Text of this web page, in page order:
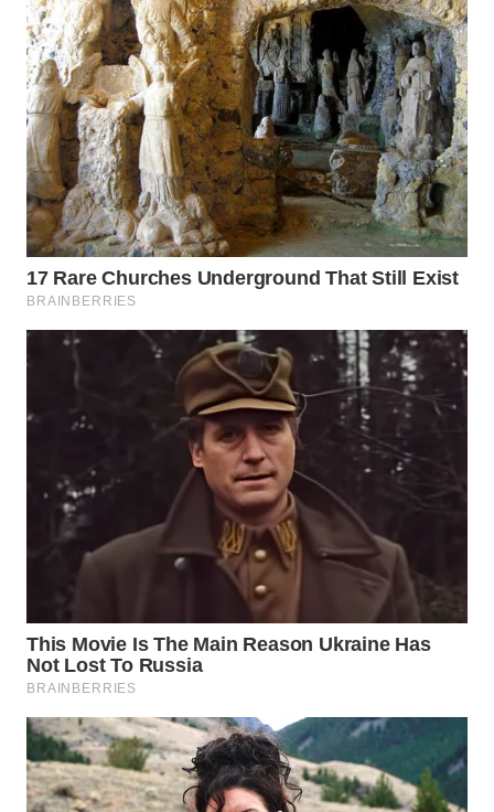
WN
KARO
WN
SIMALUNGUN
WN
LABUHANBATU
WN
TAPANULI
TENGAH
WN DELI
SERDANG
TEBING
TINGGI
WN
KARAWANG
BEKASI
WN